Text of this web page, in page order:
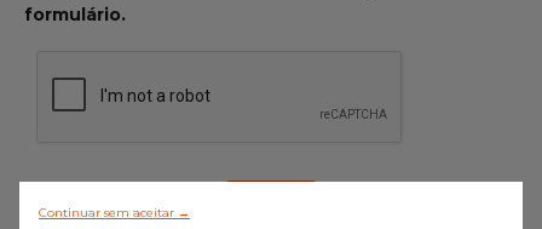
formulário.
Continuar sem aceitar →